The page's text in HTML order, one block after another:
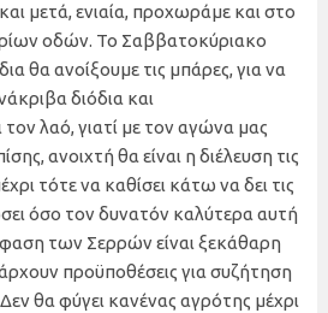
μετά, ενιαία, προχωράμε και στο
οδών. Το Σαββατοκύριακο
θα ανοίξουμε τις μπάρες, για να
διόδια και
τον λαό, γιατί με τον αγώνα μας
ανοιχτή θα είναι η διέλευση τις
τότε να καθίσει κάτω να δει τις
όσο τον δυνατόν καλύτερα αυτή
των Σερρών είναι ξεκάθαρη
προϋποθέσεις για συζήτηση
θα φύγει κανένας αγρότης μέχρι